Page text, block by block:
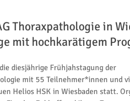
Thoraxpathologie in
mit hochkarätigem
diesjährige Frühjahstagung der
mit 55 Teilnehmer*innen und
Helios HSK in Wiesbaden statt.